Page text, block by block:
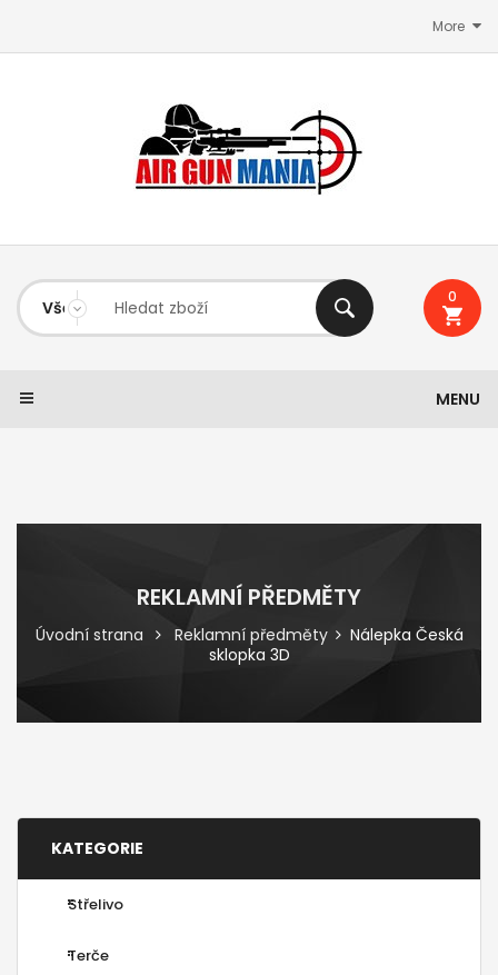
More
0
MENU
REKLAMNÍ PŘEDMĚTY
Úvodní strana Reklamní předměty
Nálepka Česká
sklopka 3D
KATEGORIE
Střelivo
Terče